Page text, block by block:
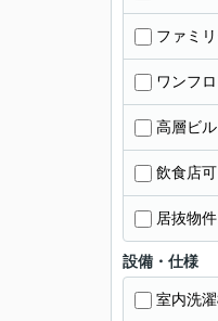
ファミ
ワンフ
高層ビル
飲食店可
居抜物件
設備・仕様
室内洗